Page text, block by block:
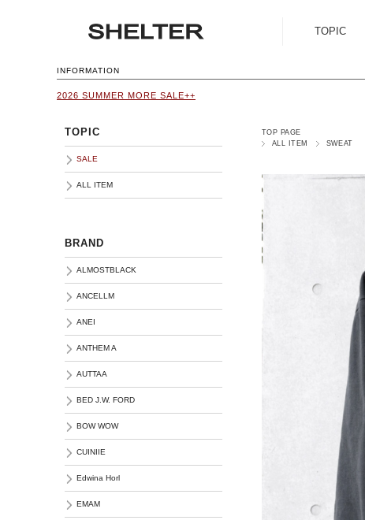
TOPIC
INFORMATION
2026 SUMMER MORE SALE++
TOP PAGE
ALL ITEM
SWEAT
TOPIC
SALE
ALL ITEM
BRAND
ALMOSTBLACK
ANCELLM
ANEI
ANTHEM A
AUTTAA
BED J.W. FORD
BOW WOW
CUINIIE
Edwina Horl
EMAM